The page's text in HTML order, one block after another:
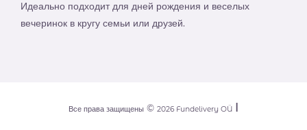
Идеально подходит для дней рождения и веселых
вечеринок в кругу семьи или друзей.
Все права защищены © 2026 Fundelivery OÜ Ι